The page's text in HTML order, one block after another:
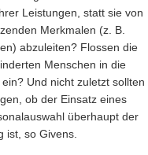
Leistungen, statt sie von
Merkmalen (z. B.
abzuleiten? Flossen die
Menschen in die
Und nicht zuletzt sollten
ob der Einsatz eines
überhaupt der
ist, so Givens.